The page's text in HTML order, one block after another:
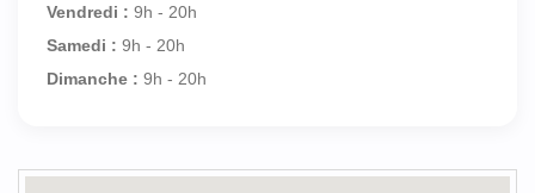
Vendredi : 9h - 20h
Samedi : 9h - 20h
Dimanche : 9h - 20h